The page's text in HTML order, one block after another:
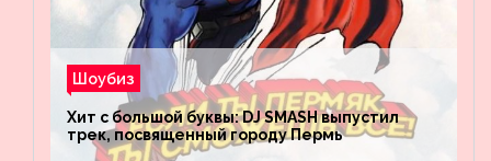
Шоубиз
Хит с большой буквы: DJ SMASH выпустил
трек, посвященный городу Пермь